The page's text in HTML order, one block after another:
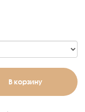
В корзину